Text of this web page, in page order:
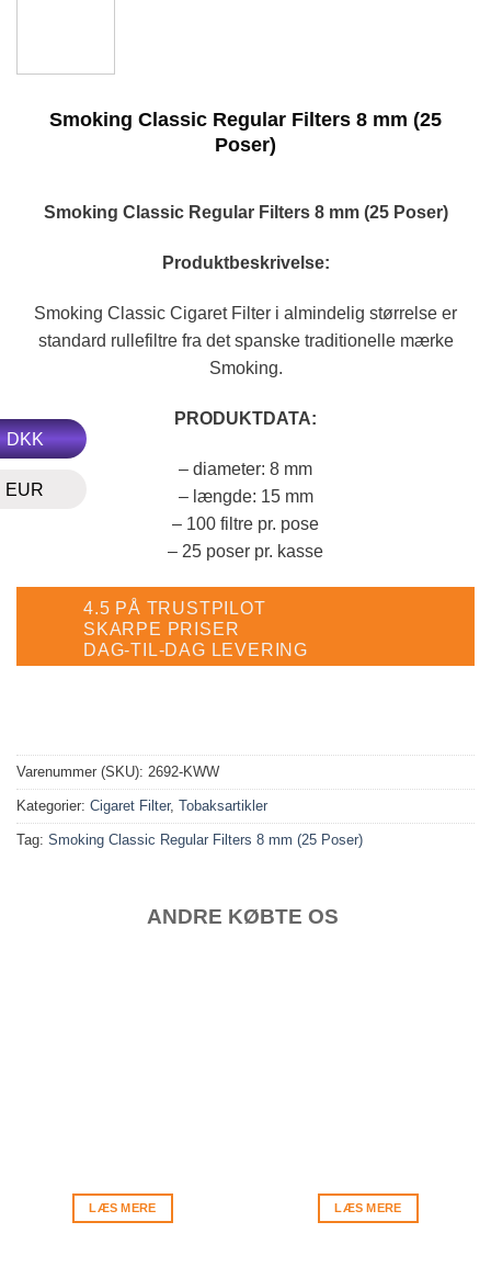
DKK
EUR
Smoking Classic Regular Filters 8 mm (25
Poser)
Smoking Classic Regular Filters 8 mm (25 Poser)
Produktbeskrivelse:
Smoking Classic Cigaret Filter i almindelig størrelse er
standard rullefiltre fra det spanske traditionelle mærke
Smoking.
PRODUKTDATA:
– diameter: 8 mm
– længde: 15 mm
– 100 filtre pr. pose
– 25 poser pr. kasse
4.5 PÅ TRUSTPILOT
SKARPE PRISER
DAG-TIL-DAG LEVERING
Varenummer (SKU): 2692-KWW
Kategorier: Cigaret Filter, Tobaksartikler
Tag: Smoking Classic Regular Filters 8 mm (25 Poser)
ANDRE KØBTE OS
LÆS MERE LÆS MERE